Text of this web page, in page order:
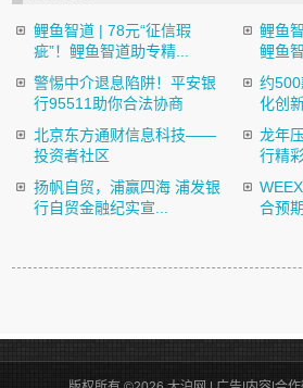
鲤鱼智道 | 78元“征信瑕
疵”！鲤鱼智道助专精...
鲤鱼
鲤鱼
警惕中介退息陷阱！平安银
行95511助你合法协商
约
化创
北京东方通财信息科技——
投资者社区
龙年
行精
扬帆自贸，浦赢四海 浦发银
行自贸金融纪实宣...
合预